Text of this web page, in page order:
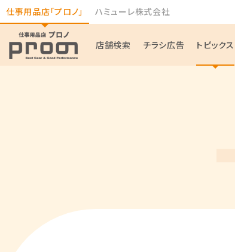
仕事用品店「プロノ」 ハミューレ株式会社
店舗検索 チラシ広告 トピックス